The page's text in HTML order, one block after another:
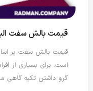
قیمت بالش سفت
قیمت بالش سفت بر
است. برای بسیاری از
گرو داشتن تکیه گاهی